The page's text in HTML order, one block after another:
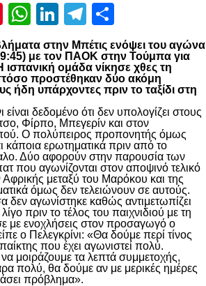
Pinterest
WhatsApp
LinkedIn
Telegram
στην Μπέτις ενόψει του αγώνα
με τον ΠΑΟΚ στην Τούμπα για
ισπανική ομάδα νίκησε χθες τη
προστέθηκαν δύο ακόμη
ήδη υπάρχοντες πριν το ταξίδι στη
δεδομένο ότι δεν υπολογίζει στους
Φίρπο, Μπεγερίν και στον
Ο πολύπειρος προπονητής όμως
κάποια ερωτηματικά πριν από το
Δύο αφορούν στην παρουσία των
που αγωνίζονται στον αποψινό τελικό
μεταξύ του Μαρόκου και της
όμως δεν τελειώνουν σε αυτούς.
αγωνίστηκε καθώς αντιμετωπίζει
πριν το τέλος του παιχνιδιού με τη
με ενοχλήσεις στον προσαγωγό ο
ο Πελεγκρίνι: «Θα δούμε περί τίνος
που έχει αγωνιστεί πολύ.
μοιράζουμε τα λεπτά συμμετοχής,
πολύ, θα δούμε αν με μερικές ημέρες
πρόβλημα».